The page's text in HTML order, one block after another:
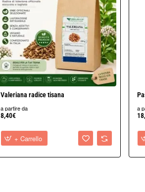
Valeriana radice tisana
a partire da
8,40€
+ Carrello
a